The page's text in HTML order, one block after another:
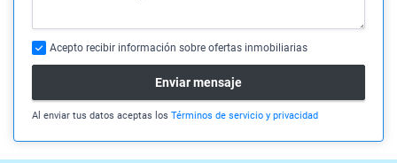
Acepto recibir información sobre ofertas inmobiliarias
Enviar mensaje
Al enviar tus datos aceptas los Términos de servicio y privacidad